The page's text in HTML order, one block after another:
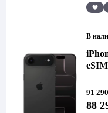
В
eSIM
91
цена
88
цена:
88